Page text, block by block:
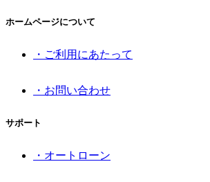
ホームページについて
・ご利用にあたって
・お問い合わせ
サポート
・オートローン